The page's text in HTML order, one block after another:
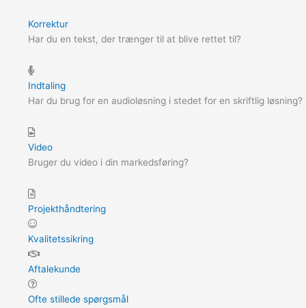
Korrektur
Har du en tekst, der trænger til at blive rettet til?
Indtaling
Har du brug for en audioløsning i stedet for en skriftlig løsning?
Video
Bruger du video i din markedsføring?
Projekthåndtering
Kvalitetssikring
Aftalekunde
Ofte stillede spørgsmål